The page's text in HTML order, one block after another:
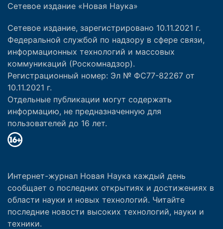
Сетевое издание «Новая Наука»
Сетевое издание, зарегистрировано 10.11.2021 г.
Федеральной службой по надзору в сфере связи,
информационных технологий и массовых
коммуникаций (Роскомнадзор).
Регистрационный номер: Эл № ФС77-82267 от
10.11.2021 г.
Отдельные публикации могут содержать
информацию, не предназначенную для
пользователей до 16 лет.
Интернет-журнал Новая Наука каждый день
сообщает о последних открытиях и достижениях в
области науки и новых технологий. Читайте
последние новости высоких технологий, науки и
техники.